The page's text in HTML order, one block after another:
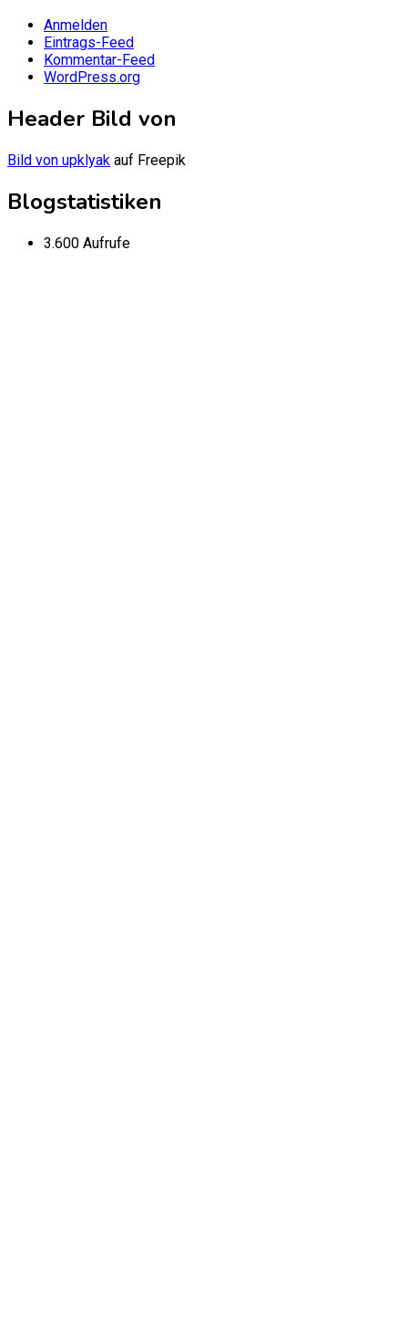
Anmelden
Eintrags-Feed
Kommentar-Feed
WordPress.org
Header Bild von
Bild von upklyak auf Freepik
Blogstatistiken
3.600 Aufrufe